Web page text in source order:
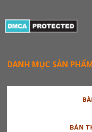
DANH MỤC SẢN
BÀN